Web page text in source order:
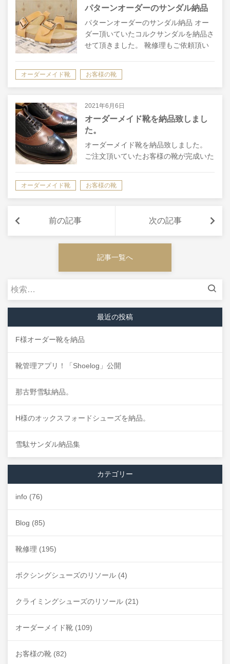
パターンオーダーのサンダル納品
パターンオーダーのサンダル納品 オー
ダー頂いていたコルクサンダルを納品さ
せて頂きました。 靴修理もご依頼頂い
で、甲のベルトの長さが通常では、少し
短かったので、通常より長めにさせて頂
オーダーメイド靴 お客様の靴
2021年6月6日
オーダーメイド靴を納品致しまし
た。
オーダーメイド靴を納品致しました。
ご注文頂いていたお客様の靴が完成いた
ェックのためお越し頂きました。 コン
ビレザーのブローグの内羽根を納品致し
オーダーメイド靴 お客様の靴
前の記事 次の記事
記事一覧へ
検
最近の投稿
F様オーダー靴を納品
靴管理アプリ！「Shoelog」公開
那古野雪駄納品。
H様のオックスフォードシューズを納品。
雪駄サンダル納品集
カテゴリー
info (76)
Blog (85)
靴修理 (195)
ボクシングシューズのリソール (4)
クライミングシューズのリソール (21)
オーダーメイド靴 (109)
お客様の靴 (82)